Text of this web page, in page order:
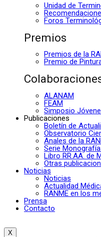
Unidad de
Foros
Premios
Premios de la
Premio de
ALANAM
FEAM
Simposio
Publicaciones
Boletín de
Observatorio
Anales de la
Serie
Libro RR.AA. de
Otras
Noticias
Noticias
Actualidad
RANME en los
Prensa
Contacto
X